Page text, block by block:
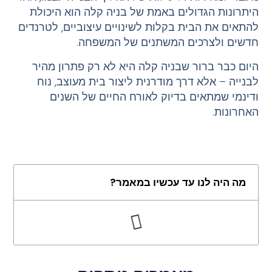
היתרונות הגדולים באמת של בניה קלה הוא היכולת
להתאים את הבית בקלות לשינויים עיצוביים, לטרנדים
חדשים ולצרכים המשתנים של המשפחה.
היום כבר ברור שבניה קלה היא לא רק פתרון מהיר
לבנייה – אלא דרך מודרנית ליצור בית מעוצב, נוח
ודינמי שמתאים בדיוק לאורח החיים של השנים
האחרונות.
מה היה לנו עד עכשיו במאמר?